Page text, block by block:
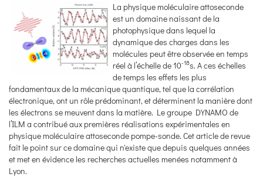
La physique moléculaire attoseconde
est un domaine naissant de la
photophysique dans lequel la
dynamique des charges dans les
molécules peut être observée en temps
réel à l’échelle de 10-18s. A ces échelles
de temps les effets les plus
fondamentaux de la mécanique quantique, tel que la corrélation
électronique, ont un rôle prédominant, et déterminent la manière dont
les électrons se meuvent dans la matière. Le groupe DYNAMO de
l’ILM a contribué aux premières réalisations expérimentales en
physique moléculaire attoseconde pompe-sonde. Cet article de revue
fait le point sur ce domaine qui n'existe que depuis quelques années
et met en évidence les recherches actuelles menées notamment à
Lyon.